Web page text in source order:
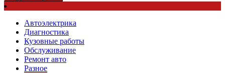
Автоэлектрика
Диагностика
Кузовные работы
Обслуживание
Ремонт авто
Разное